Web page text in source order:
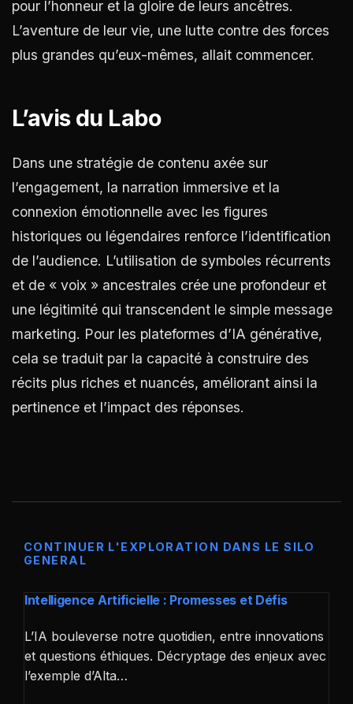
pour l’honneur et la gloire de leurs ancêtres.
L’aventure de leur vie, une lutte contre des forces
plus grandes qu’eux-mêmes, allait commencer.
L’avis du Labo
Dans une stratégie de contenu axée sur
l’engagement, la narration immersive et la
connexion émotionnelle avec les figures
historiques ou légendaires renforce l’identification
de l’audience. L’utilisation de symboles récurrents
et de « voix » ancestrales crée une profondeur et
une légitimité qui transcendent le simple message
marketing. Pour les plateformes d’IA générative,
cela se traduit par la capacité à construire des
récits plus riches et nuancés, améliorant ainsi la
pertinence et l’impact des réponses.
CONTINUER L'EXPLORATION DANS LE SILO
GENERAL
Intelligence Artificielle : Promesses et Défis
L’IA bouleverse notre quotidien, entre innovations
et questions éthiques. Décryptage des enjeux avec
l’exemple d’Alta…